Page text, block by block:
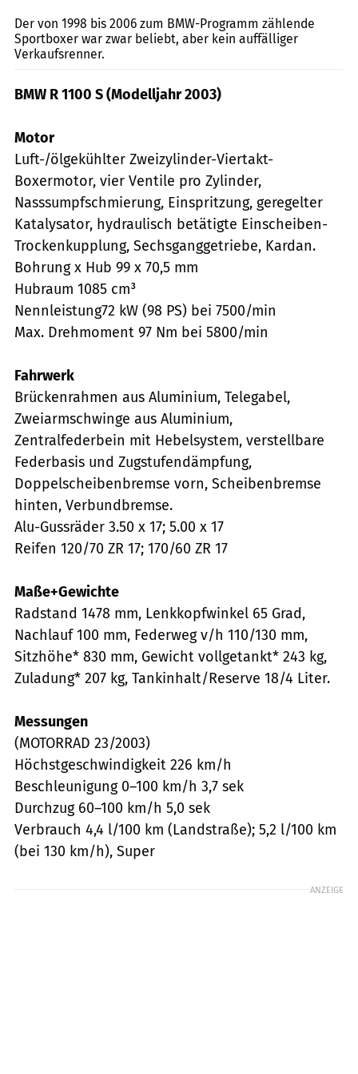
Der von 1998 bis 2006 zum BMW-Programm zählende
Sportboxer war zwar beliebt, aber kein auffälliger
Verkaufsrenner.
BMW R 1100 S (Modelljahr 2003)
Motor
Luft-/ölgekühlter Zweizylinder-Viertakt-
Boxermotor, vier Ventile pro Zylinder,
Nasssumpfschmierung, Einspritzung, geregelter
Katalysator, hydraulisch betätigte Einscheiben-
Trockenkupplung, Sechsganggetriebe, Kardan.
Bohrung x Hub 99 x 70,5 mm
Hubraum 1085 cm³
Nennleistung72 kW (98 PS) bei 7500/min
Max. Drehmoment 97 Nm bei 5800/min
Fahrwerk
Brückenrahmen aus Aluminium, Telegabel,
Zweiarmschwinge aus Aluminium,
Zentralfederbein mit Hebelsystem, verstellbare
Federbasis und Zugstufendämpfung,
Doppelscheibenbremse vorn, Scheibenbremse
hinten, Verbundbremse.
Alu-Gussräder 3.50 x 17; 5.00 x 17
Reifen 120/70 ZR 17; 170/60 ZR 17
Maße+Gewichte
Radstand 1478 mm, Lenkkopfwinkel 65 Grad,
Nachlauf 100 mm, Federweg v/h 110/130 mm,
Sitzhöhe* 830 mm, Gewicht vollgetankt* 243 kg,
Zuladung* 207 kg, Tankinhalt/Reserve 18/4 Liter.
Messungen
(MOTORRAD 23/2003)
Höchstgeschwindigkeit 226 km/h
Beschleunigung 0–100 km/h 3,7 sek
Durchzug 60–100 km/h 5,0 sek
Verbrauch 4,4 l/100 km (Landstraße); 5,2 l/100 km
(bei 130 km/h), Super
ANZEIGE